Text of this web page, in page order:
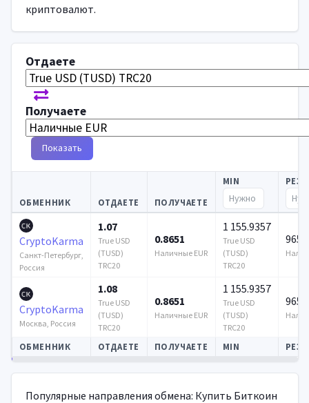
криптовалют.
Отдаете
Получаете
Показать
ОБМЕННИК ОТДАЕТЕ ПОЛУЧАЕТЕ
MIN
CryptoKarma
Санкт-Петербург,
Россия
1.07
True USD
(TUSD)
TRC20
0.8651
Наличные EUR
1 155.9357
True USD
(TUSD)
TRC20
965
CryptoKarma
Москва, Россия
1.08
True USD
(TUSD)
TRC20
0.8651
Наличные EUR
1 155.9357
True USD
(TUSD)
TRC20
965
ОБМЕННИК ОТДАЕТЕ ПОЛУЧАЕТЕ MIN
Автообновление
Популярные направления обмена: Купить Биткоин